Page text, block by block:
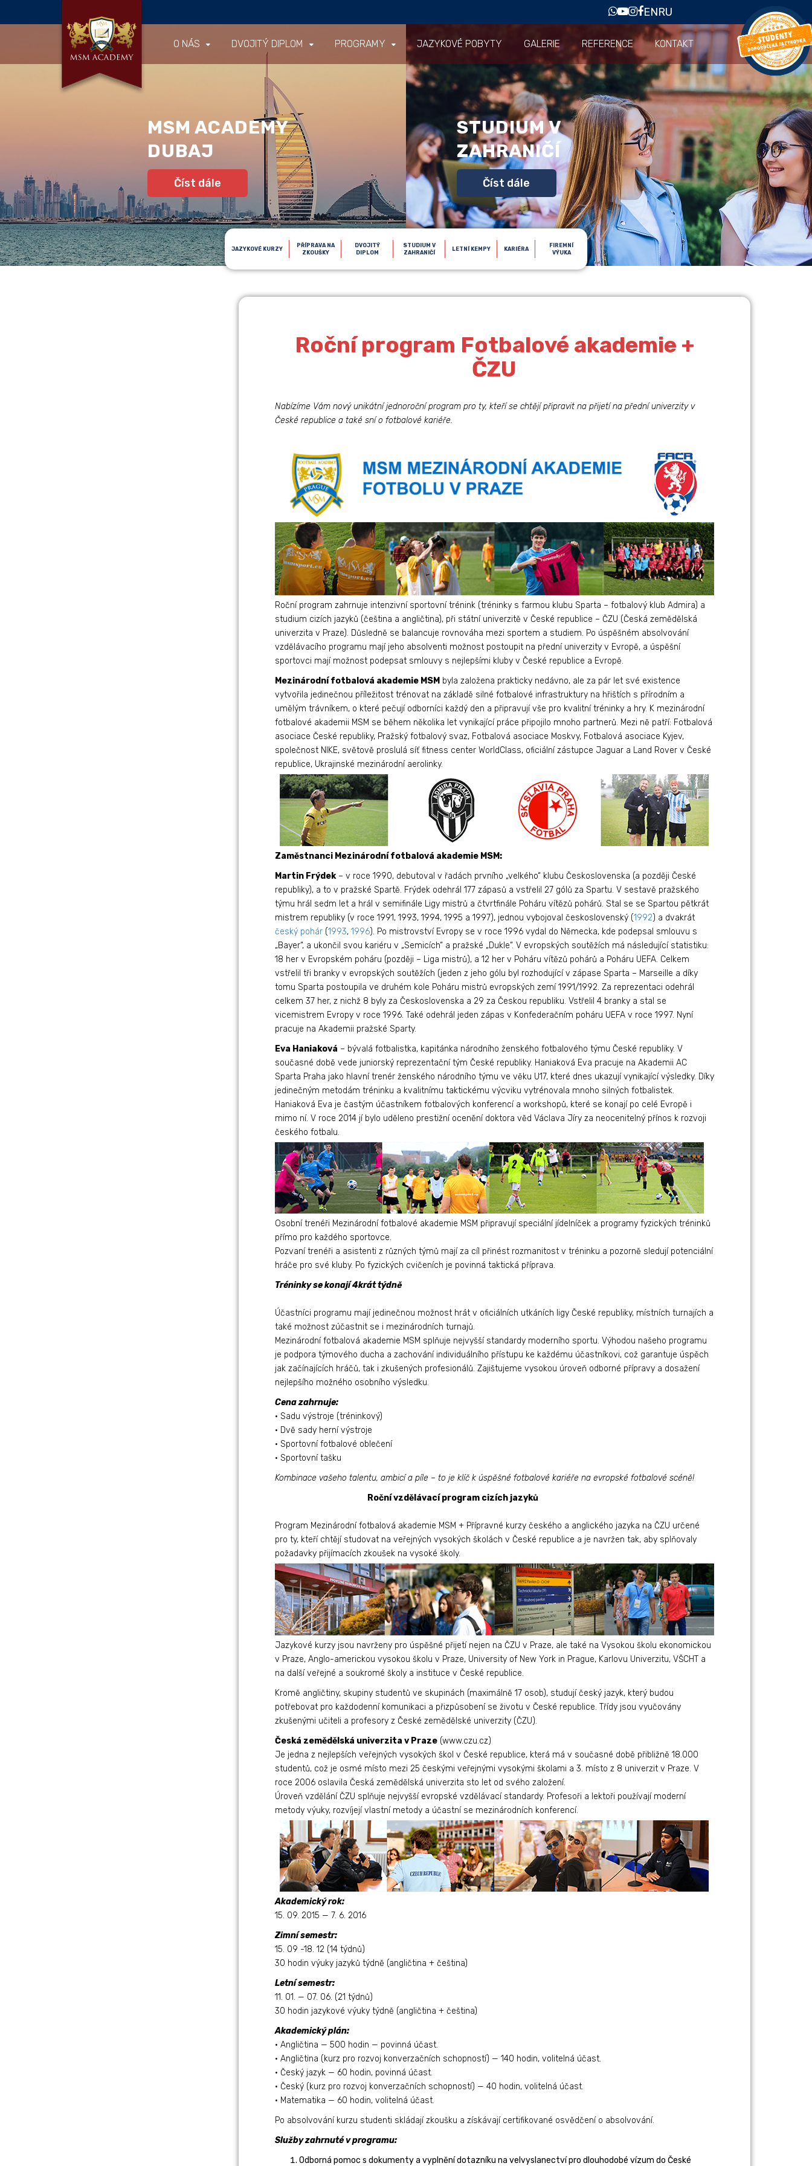
ENRU
O NÁS DVOJITÝ DIPLOM PROGRAMY JAZYKOVÉ POBYTY GALERIE REFERENCE KONTAKT
MSM ACADEMY
DUBAJ
Číst dále
STUDIUM V
ZAHRANIČÍ
Číst dále
JAZYKOVÉ KURZY
PŘÍPRAVA NA
ZKOUŠKY
DVOJITÝ
DIPLOM
STUDIUM V
ZAHRANIČÍ
LETNÍ KEMPY KARIÉRA
FIREMNÍ
VÝUKA
Roční program Fotbalové akademie +
ČZU
Nabízíme Vám nový unikátní jednoroční program pro ty, kteří se chtějí připravit na přijetí na přední univerzity v
České republice a také sní o fotbalové kariéře.
Roční program zahrnuje intenzivní sportovní trénink (tréninky s farmou klubu Sparta – fotbalový klub Admira) a
studium cizích jazyků (čeština a angličtina), při státní univerzitě v České republice – ČZU (Česká zemědělská
univerzita v Praze). Důsledně se balancuje rovnováha mezi sportem a studiem. Po úspěšném absolvování
vzdělávacího programu mají jeho absolventi možnost postoupit na přední univerzity v Evropě, a úspěšní
sportovci mají možnost podepsat smlouvy s nejlepšími kluby v České republice a Evropě.
Mezinárodní fotbalová akademie MSM byla založena prakticky nedávno, ale za pár let své existence
vytvořila jedinečnou příležitost trénovat na základě silné fotbalové infrastruktury na hřištích s přírodním a
umělým trávníkem, o které pečují odborníci každý den a připravují vše pro kvalitní tréninky a hry. K mezinárodní
fotbalové akademii MSM se během několika let vynikající práce připojilo mnoho partnerů. Mezi ně patří: Fotbalová
asociace České republiky, Pražský fotbalový svaz, Fotbalová asociace Moskvy, Fotbalová asociace Kyjev,
společnost NIKE, světově proslulá síť fitness center WorldClass, oficiální zástupce Jaguar a Land Rover v České
republice, Ukrajinské mezinárodní aerolinky.
Zaměstnanci Mezinárodní fotbalová akademie MSM:
Martin Frýdek– v roce 1990, debutoval v řadách prvního „velkého“ klubu Československa (a později České
republiky), a to v pražské Spartě. Frýdek odehrál 177 zápasů a vstřelil 27 gólů za Spartu. V sestavě pražského
týmu hrál sedm let a hrál v semifinále Ligy mistrů a čtvrtfinále Poháru vítězů pohárů. Stal se se Spartou pětkrát
mistrem republiky (v roce 1991, 1993, 1994, 1995 a 1997), jednou vybojoval československý (1992) a dvakrát
český pohár(1993, 1996). Po mistrovství Evropy se v roce 1996 vydal do Německa, kde podepsal smlouvu s
„Bayer“, a ukončil svou kariéru v „Semicích“ a pražské „Dukle“. V evropských soutěžích má následující statistiku:
18 her v Evropském poháru (později – Liga mistrů), a 12 her v Poháru vítězů pohárů a Poháru UEFA. Celkem
vstřelil tři branky v evropských soutěžích (jeden z jeho gólu byl rozhodující v zápase Sparta – Marseille a díky
tomu Sparta postoupila ve druhém kole Poháru mistrů evropských zemí 1991/1992. Za reprezentaci odehrál
celkem 37 her, z nichž 8 byly za Československa a 29 za Českou republiku. Vstřelil 4 branky a stal se
vicemistrem Evropy v roce 1996. Také odehrál jeden zápas v Konfederačním poháru UEFA v roce 1997. Nyní
pracuje na Akademii pražské Sparty.
Eva Haniaková – bývalá fotbalistka, kapitánka národního ženského fotbalového týmu České republiky. V
současné době vede juniorský reprezentační tým České republiky. Haniaková Eva pracuje na Akademii AC
Sparta Praha jako hlavní trenér ženského národního týmu ve věku U17, které dnes ukazují vynikající výsledky. Díky
jedinečným metodám tréninku a kvalitnímu taktickému výcviku vytrénovala mnoho silných fotbalistek.
Haniaková Eva je častým účastníkem fotbalových konferencí a workshopů, které se konají po celé Evropě i
mimo ní. V roce 2014 jí bylo uděleno prestižní ocenění doktora věd Václava Jíry za neocenitelný přínos k rozvoji
českého fotbalu.
Osobní trenéři Mezinárodní fotbalové akademie MSM připravují speciální jídelníček a programy fyzických tréninků
přímo pro každého sportovce.
Pozvaní trenéři a asistenti z různých týmů mají za cíl přinést rozmanitost v tréninku a pozorně sledují potenciální
hráče pro své kluby. Po fyzických cvičeních je povinná taktická příprava.
Tréninky se konají 4krát týdně
Účastníci programu mají jedinečnou možnost hrát v oficiálních utkáních ligy České republiky, místních turnajích a
také možnost zúčastnit se i mezinárodních turnajů.
Mezinárodní fotbalová akademie MSM splňuje nejvyšší standardy moderního sportu. Výhodou našeho programu
je podpora týmového ducha a zachování individuálního přístupu ke každému účastníkovi, což garantuje úspěch
jak začínajících hráčů, tak i zkušených profesionálů. Zajištujeme vysokou úroveň odborné přípravy a dosažení
nejlepšího možného osobního výsledku.
Cena zahrnuje:
• Sadu výstroje (tréninkový)
• Dvě sady herní výstroje
• Sportovní fotbalové oblečení
• Sportovní tašku
Kombinace vašeho talentu, ambicí a píle – to je klíč k úspěšné fotbalové kariéře na evropské fotbalové scéně!
Roční vzdělávací program cizích jazyků
Program Mezinárodní fotbalová akademie MSM + Přípravné kurzy českého a anglického jazyka na ČZU určené
pro ty, kteří chtějí studovat na veřejných vysokých školách v České republice a je navržen tak, aby splňovaly
požadavky přijímacích zkoušek na vysoké školy.
Jazykové kurzy jsou navrženy pro úspěšné přijetí nejen na ČZU v Praze, ale také na Vysokou školu ekonomickou
v Praze, Anglo-americkou vysokou školu v Praze, University of New York in Prague, Karlovu Univerzitu, VŠCHT a
na další veřejné a soukromé školy a instituce v České republice.
Kromě angličtiny, skupiny studentů ve skupinách (maximálně 17 osob), studují český jazyk, který budou
potřebovat pro každodenní komunikaci a přizpůsobení se životu v České republice. Třídy jsou vyučovány
zkušenými učiteli a profesory z České zemědělské univerzity (ČZU).
Česká zemědělská univerzita v Praze(www.czu.cz)
Je jedna z nejlepších veřejných vysokých škol v České republice, která má v současné době přibližně 18.000
studentů, což je osmé místo mezi 25 českými veřejnými vysokými školami a 3. místo z 8 univerzit v Praze. V
roce 2006 oslavila Česká zemědělská univerzita sto let od svého založení.
Úroveň vzdělání ČZU splňuje nejvyšší evropské vzdělávací standardy. Profesoři a lektoři používají moderní
metody výuky, rozvíjejí vlastní metody a účastní se mezinárodních konferencí.
Akademický rok:
15. 09. 2015 — 7. 6. 2016
Zimní semestr:
15. 09 -18. 12 (14 týdnů)
30 hodin výuky jazyků týdně (angličtina + čeština)
Letní semestr:
11. 01. — 07. 06. (21 týdnů)
30 hodin jazykové výuky týdně (angličtina + čeština)
Akademický plán:
• Angličtina — 500 hodin — povinná účast.
• Angličtina (kurz pro rozvoj konverzačních schopností) — 140 hodin, volitelná účast.
• Český jazyk — 60 hodin, povinná účast.
• Český (kurz pro rozvoj konverzačních schopností) — 40 hodin, volitelná účast.
• Matematika — 60 hodin, volitelná účast.
Po absolvování kurzu studenti skládají zkoušku a získávají certifikované osvědčení o absolvování.
Služby zahrnuté v programu:
Odborná pomoc s dokumenty a vyplnění dotazníku na velvyslanectví pro dlouhodobé vízum do České